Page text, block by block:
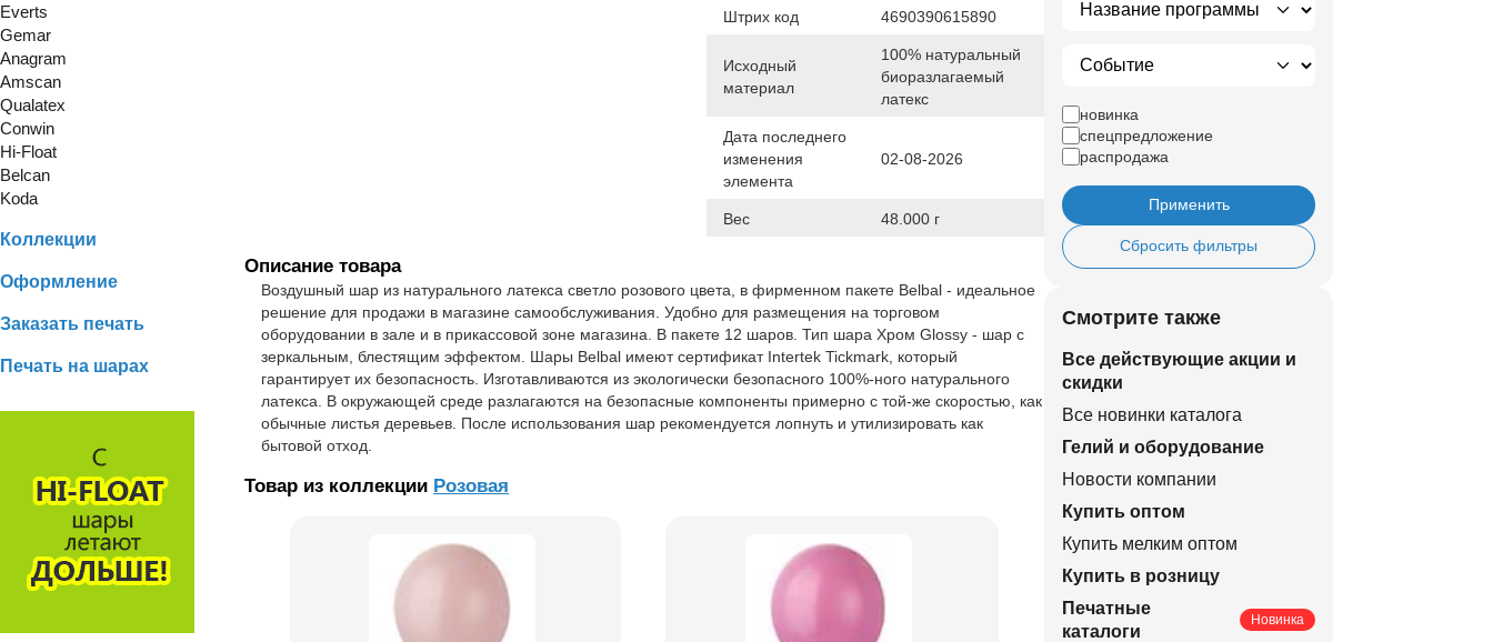
Everts
Gemar
Anagram
Amscan
Qualatex
Conwin
Hi-Float
Belcan
Koda
Коллекции
Оформление
Заказать печать
Печать на шарах
Штрих код 4690390615890
Исходный
материал
100% натуральный
биоразлагаемый
латекс
Дата последнего
изменения
элемента
02-08-2026
Вес 48.000 г
Описание товара
Воздушный шар из натурального латекса светло розового цвета, в фирменном пакете Belbal - идеальное
решение для продажи в магазине самообслуживания. Удобно для размещения на торговом
оборудовании в зале и в прикассовой зоне магазина. В пакете 12 шаров. Тип шара Хром Glossy - шар с
зеркальным, блестящим эффектом. Шары Belbal имеют сертификат Intertek Tickmark, который
гарантирует их безопасность. Изготавливаются из экологически безопасного 100%-ного натурального
латекса. В окружающей среде разлагаются на безопасные компоненты примерно с той-же скоростью, как
обычные листья деревьев. После использования шар рекомендуется лопнуть и утилизировать как
бытовой отход.
Товар из коллекции Розовая
новинка
спецпредложение
распродажа
Применить
Сбросить фильтры
Смотрите также
Все действующие акции и
скидки
Все новинки каталога
Гелий и оборудование
Новости компании
Купить оптом
Купить мелким оптом
Купить в розницу
Печатные
каталоги
Новинка